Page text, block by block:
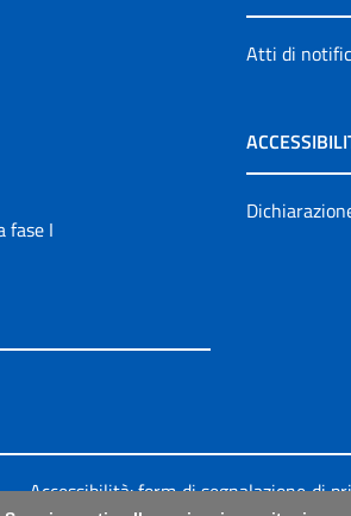
fase I
Atti di
Accessibilità: form di segnalazione di